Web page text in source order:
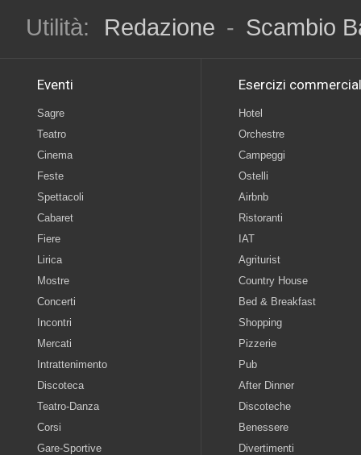
Utilità:
Redazione - Scambio
Eventi
Sagre
Teatro
Cinema
Feste
Spettacoli
Cabaret
Fiere
Lirica
Mostre
Concerti
Incontri
Mercati
Intrattenimento
Discoteca
Teatro-Danza
Corsi
Gare-Sportive
Esercizi
Hotel
Orchestre
Campeggi
Ostelli
Airbnb
Ristoranti
IAT
Agriturist
Country House
Bed & Breakfast
Shopping
Pizzerie
Pub
After Dinner
Discoteche
Benessere
Divertimenti